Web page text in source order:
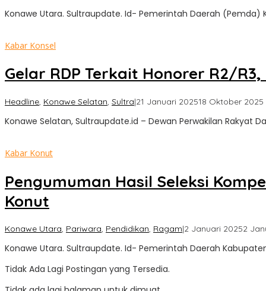
Konawe Utara. Sultraupdate. Id- Pemerintah Daerah (Pemda)
Kabar Konsel
Gelar RDP Terkait Honorer R2/R3,
Headline, Konawe Selatan, Sultra|21 Januari 202518 Oktober 2025
Konawe Selatan, Sultraupdate.id – Dewan Perwakilan Rakyat
Kabar Konut
Pengumuman Hasil Seleksi
Konut
Konawe Utara, Pariwara, Pendidikan, Ragam|2 Januari 20252
Konawe Utara. Sultraupdate. Id- Pemerintah Daerah
Tidak Ada Lagi Postingan yang Tersedia.